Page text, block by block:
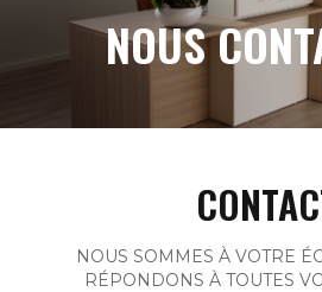
NOUS
NOUS SOMMES À VOTRE
RÉPONDONS À TOUTES